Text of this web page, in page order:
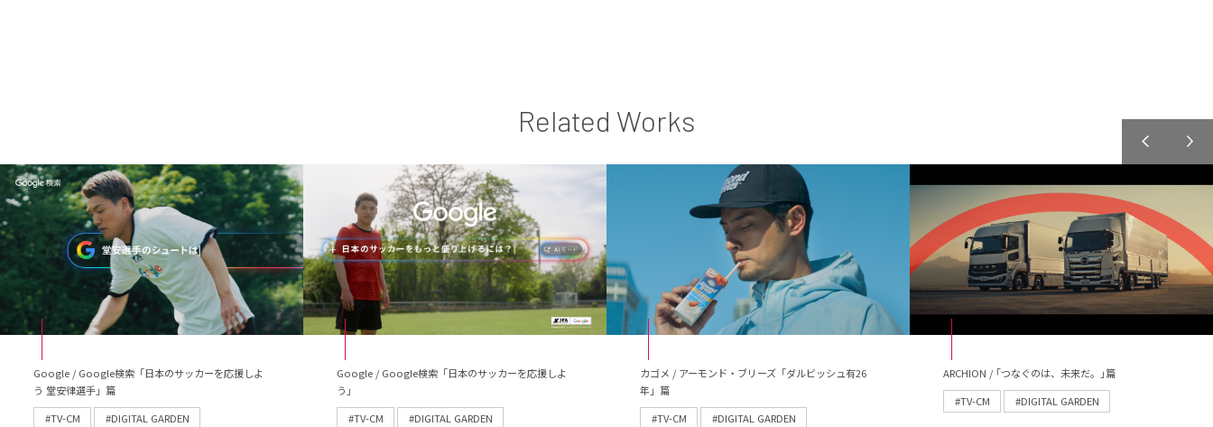
Related Works
Google / Google検索「日本のサッカーを応援しよ
う 堂安律選手」篇
#TV-CM
#DIGITAL GARDEN
Google / Google検索「日本のサッカーを応援しよ
う」
#TV-CM
#DIGITAL GARDEN
カゴメ / アーモンド・ブリーズ「ダルビッシュ有26
年」篇
#TV-CM
#DIGITAL GARDEN
ARCHION / ｢つなぐのは、未来だ。｣篇
#TV-CM
#DIGITAL GARDEN